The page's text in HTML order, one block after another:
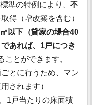
準の特例により、 不
得（増改築を含む）
以下（貸家の場合40
あれば、1戸につき
ことができます。
とに行うため、マン
されます）
1戸当たりの床面積